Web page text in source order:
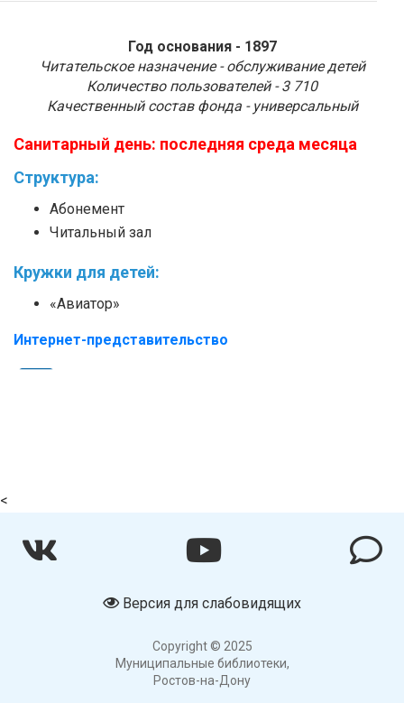
Год основания - 1897
Читательское назначение - обслуживание детей
Количество пользователей - 3 710
Качественный состав фонда - универсальный
Санитарный день: последняя среда месяца
Структура:
Абонемент
Читальный зал
Кружки для детей:
«Авиатор»
Интернет-представительство
<
Версия для слабовидящих
Copyright © 2025
Муниципальные библиотеки,
Ростов-на-Дону